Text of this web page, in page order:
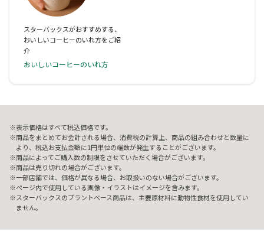
スターバックスがおすすめする、
おいしいコーヒーのいれ方をご紹
介
おいしいコーヒーのいれ方
表示価格はすべて税込価格です。
商品をまとめてお会計される場合、消費税の計算上、商品の組み合わせと数量に
より、税込お支払金額に1円単位の端数が発生することがございます。
商品によってご購入数の制限をさせていただく場合がございます。
商品は売り切れの場合がございます。
一部店舗では、価格が異なる場合、お取扱いのない場合がございます。
ページ内で使用している画像・イラストはイメージを含みます。
スターバックスのプラントベース商品は、主要原材料に動物性食材を使用してい
ません。